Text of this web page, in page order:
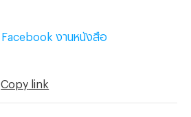
Facebook งานหนังสือ
Copy link